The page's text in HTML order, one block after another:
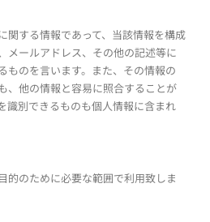
関する情報であって、当該情報を構成
メールアドレス、その他の記述等に
ものを言います。また、その情報の
、他の情報と容易に照合することが
識別できるものも個人情報に含まれ
的のために必要な範囲で利用致しま